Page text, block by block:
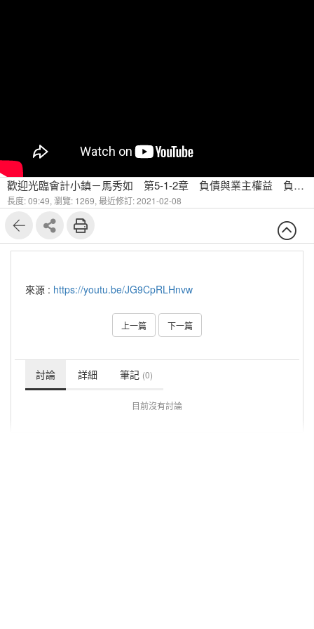
歡迎光臨會計小鎮－馬秀如 第5-1-2章 負債與業主權益 負債及其會計處理（二）
長度: 09:49, 瀏覽: 1269, 最近修訂: 2021-02-08
來源 : https://youtu.be/JG9CpRLHnvw
上一篇 下一篇
討論 詳細 筆記 (0)
目前沒有討論